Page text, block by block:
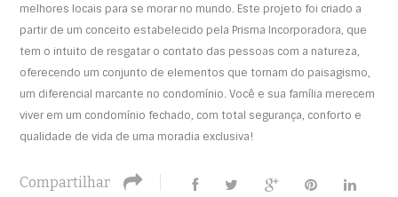
melhores locais para se morar no mundo. Este projeto foi criado a
partir de um conceito estabelecido pela Prisma Incorporadora, que
tem o intuito de resgatar o contato das pessoas com a natureza,
oferecendo um conjunto de elementos que tornam do paisagismo,
um diferencial marcante no condomínio. Você e sua família merecem
viver em um condomínio fechado, com total segurança, conforto e
qualidade de vida de uma moradia exclusiva!
Compartilhar